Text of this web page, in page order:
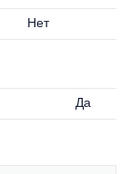
Нет
Да